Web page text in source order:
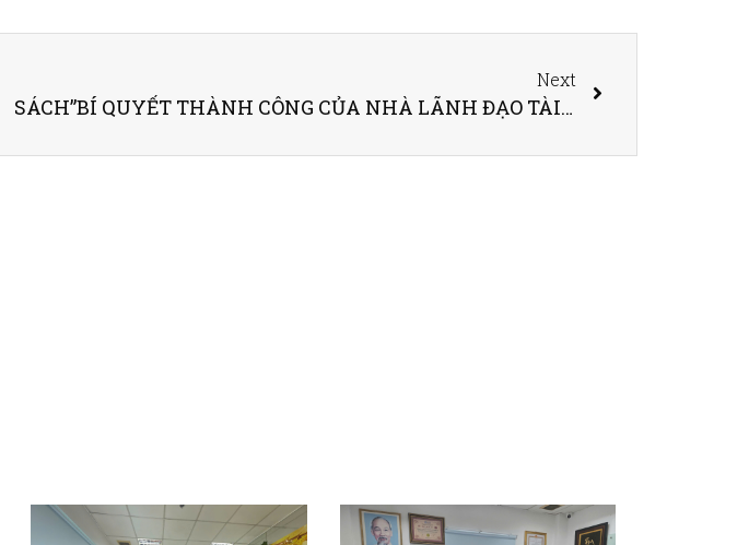
Next
SÁCH”BÍ QUYẾT THÀNH CÔNG CỦA NHÀ LÃNH ĐẠO TÀI NĂNG” – KEN BLANCHARD & MARC MUCHNICK